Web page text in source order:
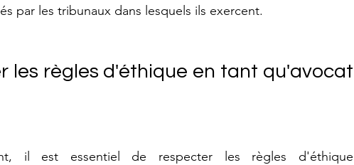
par les tribunaux dans lesquels ils exercent.
les règles d'éthique en tant qu'avocat
il est essentiel de respecter les règles d'éthique